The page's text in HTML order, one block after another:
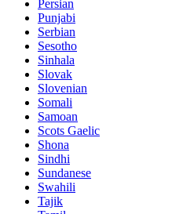
Persian
Punjabi
Serbian
Sesotho
Sinhala
Slovak
Slovenian
Somali
Samoan
Scots Gaelic
Shona
Sindhi
Sundanese
Swahili
Tajik